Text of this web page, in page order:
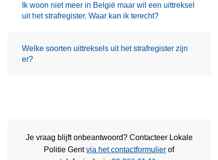
Ik woon niet meer in België maar wil een uittreksel
uit het strafregister. Waar kan ik terecht?
Welke soorten uittreksels uit het strafregister zijn
er?
Je vraag blijft onbeantwoord? Contacteer Lokale
Politie Gentvia het contactformulier of